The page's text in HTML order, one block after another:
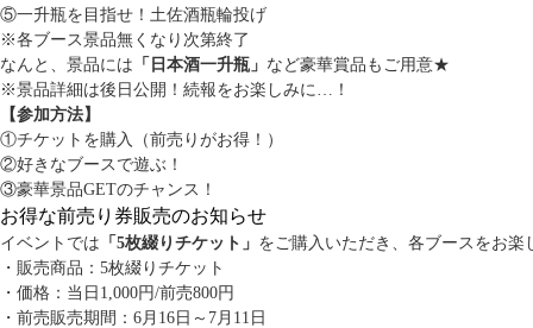
⑤一升瓶を目指せ！土佐酒瓶輪投げ
※各ブース景品無くなり次第終了
なんと、景品には 「日本酒一升瓶」 など豪華賞品もご用意★
※景品詳細は後日公開！続報をお楽しみに…！
【参加方法】
①チケットを購入（前売りがお得！）
②好きなブースで遊ぶ！
③豪華景品GETのチャンス！
お得な前売り券販売のお知らせ
イベントでは 「5枚綴りチケット」 をご購入いただき、各ブースをお
・販売商品：5枚綴りチケット
・価格：当日1,000円/前売800円
・前売販売期間：6月16日～7月11日